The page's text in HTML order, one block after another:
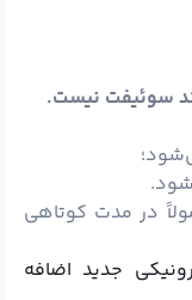
کد سوئیفت نیست.
در مدت کوتاهی
جدید اضافه